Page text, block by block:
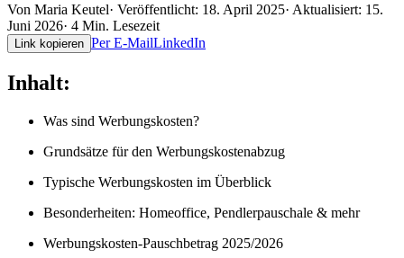
Von Maria Keutel· Veröffentlicht: 18. April 2025· Aktualisiert: 15.
Juni 2026· 4 Min. Lesezeit
Link kopieren Per E-MailLinkedIn
Inhalt:
Was sind Werbungskosten?
Grundsätze für den Werbungskostenabzug
Typische Werbungskosten im Überblick
Besonderheiten: Homeoffice, Pendlerpauschale & mehr
Werbungskosten-Pauschbetrag 2025/2026